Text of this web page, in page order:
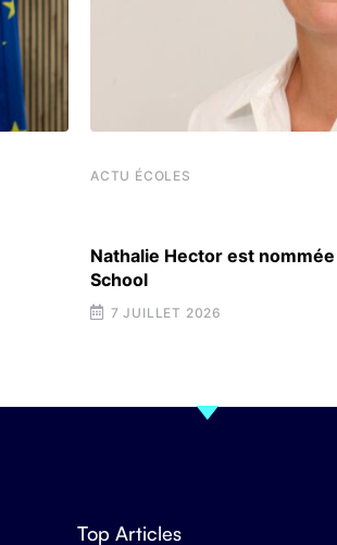
ACTU ÉCOLES
Nathalie Hector est
School
7 JUILLET 2026
Top Articles